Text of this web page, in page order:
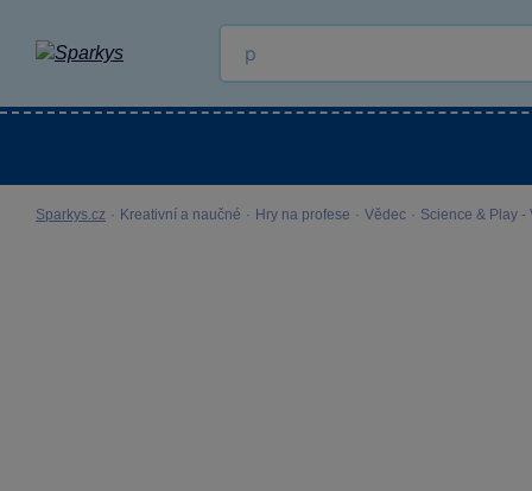
Sparkys.cz · Kreativní a naučné · Hry na profese · Vědec · Science & Play -